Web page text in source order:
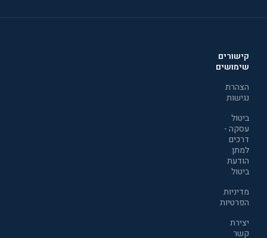
קישורים
שימושים
הצהרת
נגישות
ביטול
עסקה -
דרכים
למתן
הודעת
ביטול
מדיניות
הפרטיות
יצירת
קשר